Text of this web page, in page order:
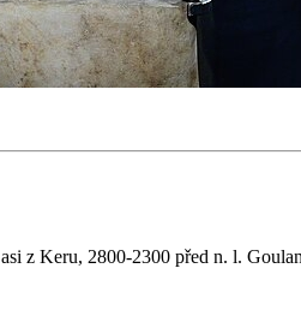
asi z Keru, 2800-2300 před n. l.